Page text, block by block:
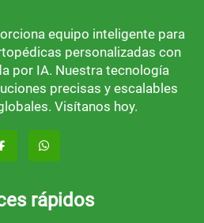
equipo inteligente para
personalizadas con
por IA. Nuestra tecnología
precisas y escalables
Visítanos hoy.
rápidos